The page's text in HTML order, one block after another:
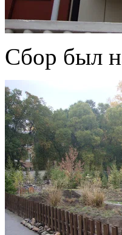
Сбор был